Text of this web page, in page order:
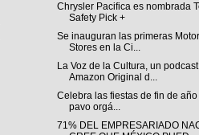
Chrysler Pacifica es nombrada
Safety Pick +
Se inauguran las primeras
Stores en la Ci...
La Voz de la Cultura, un podcast
Amazon Original d...
Celebra las fiestas de fin de año
pavo orgá...
71% DEL EMPRESARIADO